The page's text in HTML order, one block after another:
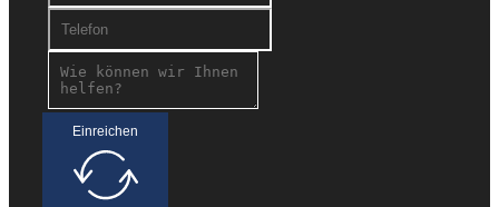
Einreichen